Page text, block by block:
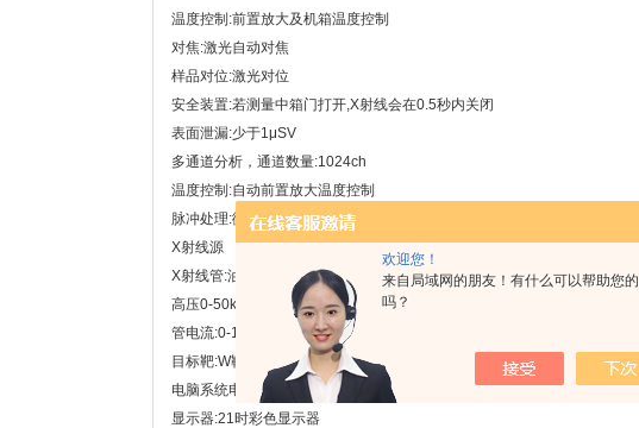
欢迎您！
来自局域网的朋友！有什么可以帮助您的
吗？
温度控制:前置放大及机箱温度控制
对焦:激光自动对焦
样品对位:激光对位
安全装置:若测量中箱门打开,X射线会在0.5秒内关闭
表面泄漏:少于1μSV
多通道分析，通道数量:1024ch
温度控制:自动前置放大温度控制
脉冲处理:微电脑高速处理器
X射线源
X射线管:油冷,超微细对焦(选项)
高压0-50kV(程控)
管电流:0-1mA(程控)
目标靶:W靶
电脑系统电脑:IBM兼容
显示器:21时彩色显示器